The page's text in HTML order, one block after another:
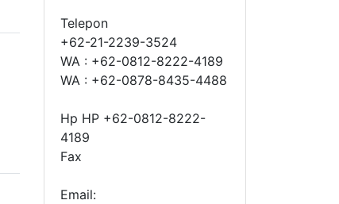
Telepon
+62-21-2239-3524
WA : +62-0812-8222-4189
WA : +62-0878-8435-4488
Hp HP +62-0812-8222-
4189
Fax
Email: